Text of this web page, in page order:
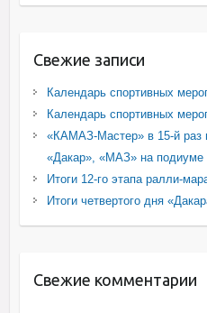
Свежие записи
Календарь спортивных
Календарь спортивных
«КАМАЗ-Мастер» в 15-й раз
«Дакар», «МАЗ» на подиуме
Итоги 12-го этапа ралли-
Итоги четвертого дня
Свежие комментарии